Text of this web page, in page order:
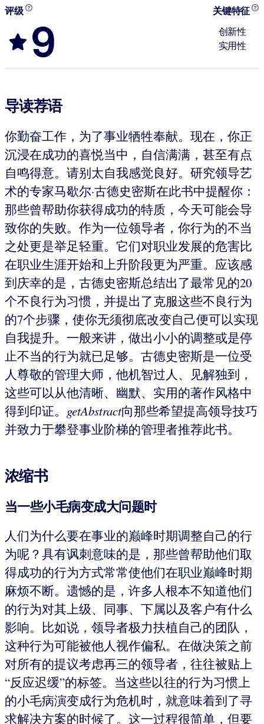
评级
9
关键特征
创新性
实用性
导读荐语
你勤奋工作，为了事业牺牲奉献。现在，你正
沉浸在成功的喜悦当中，自信满满，甚至有点
自鸣得意。请别太自我感觉良好。研究领导艺
术的专家马歇尔·古德史密斯在此书中提醒你：
那些曾帮助你获得成功的特质，今天可能会导
致你的失败。作为一位领导者，你行为的不当
之处更是举足轻重。它们对职业发展的危害比
在职业生涯开始和上升阶段更为严重。应该感
到庆幸的是，古德史密斯总结出了最常见的20
个不良行为习惯，并提出了克服这些不良行为
的7个步骤，使你无须彻底改变自己便可以实现
自我提升。一般来讲，做出小小的调整或是停
止不当的行为就已足够。古德史密斯是一位受
人尊敬的管理大师，他机智过人、见解独到，
这些可以从他清晰、幽默、实用的著作风格中
得到印证。 getAbstract向那些希望提高领导技巧
并致力于攀登事业阶梯的管理者推荐此书。
浓缩书
当一些小毛病变成大问题时
人们为什么要在事业的巅峰时期调整自己的行
为呢？具有讽刺意味的是，那些曾帮助他们取
得成功的行为方式常常使他们在职业巅峰时期
麻烦不断。遗憾的是，许多人根本不知道他们
的行为对其上级、同事、下属以及客户有什么
影响。比如说，领导者极力扶植自己的团队，
这种行为可能被他人视作偏私。在做决策之前
对所有的提议考虑再三的领导者，往往被贴上
“反应迟缓”的标签。当这些以往的行为习惯上
的小毛病演变成行为危机时，就意味着到了寻
求解决方案的时候了。这一过程很简单，但要